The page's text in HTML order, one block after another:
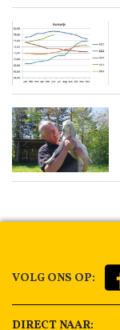
VOLG ONS OP:
DIRECT NAAR: